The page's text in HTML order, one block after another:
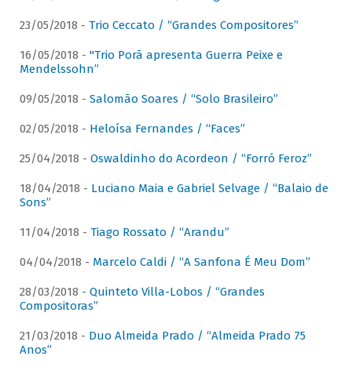
23/05/2018 - Trio Ceccato / “Grandes Compositores”
16/05/2018 - "Trio Porã apresenta Guerra Peixe e
Mendelssohn”
09/05/2018 - Salomão Soares / “Solo Brasileiro”
02/05/2018 - Heloísa Fernandes / “Faces”
25/04/2018 - Oswaldinho do Acordeon / “Forró Feroz”
18/04/2018 - Luciano Maia e Gabriel Selvage / “Balaio de
Sons”
11/04/2018 - Tiago Rossato / “Arandu”
04/04/2018 - Marcelo Caldi / “A Sanfona É Meu Dom”
28/03/2018 - Quinteto Villa-Lobos / “Grandes
Compositoras”
21/03/2018 - Duo Almeida Prado / “Almeida Prado 75
Anos”